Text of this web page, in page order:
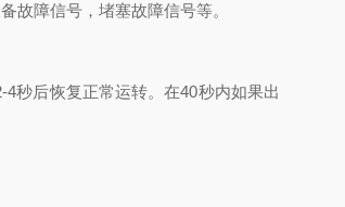
故障信号，堵塞故障信号等。
秒后恢复正常运转。在40秒内如果出